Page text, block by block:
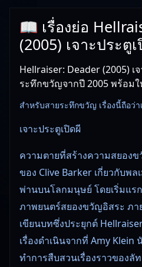
📖 เรื่องย่อ
(2005) เจาะประตู
Hellraiser: Deader (2005) เ
ระทึกขวัญจากปี 2005 พร้อม
สำหรับสายระทึกขวัญ เรื่องนี้ถือว่า
เจาะประตูเปิดผี
ความตายที่สร้างความสยอง
ของ Clive Barker เกี่ยวกับพ
พ่านบนโลกมนุษย์ โดยเริ่มแร
ภาพยนตร์สยองขวัญอิสระ ภา
เขียนบทซึ่งประยุกต์
เรื่องดำเนินจากที่ Amy Klein
ทำการสืบสวนเรื่องราวของลั